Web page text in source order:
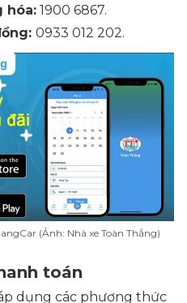
hóa: 1900 6867.
0933 012 202.
(Ảnh: Nhà xe Toàn Thắng)
toán
dụng các phương thức